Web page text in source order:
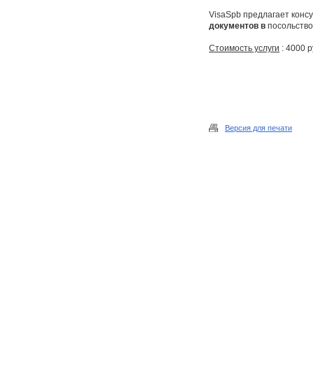
VisaSpb предлагает
документов в
Стоимость услуги : 4000
Версия для печати